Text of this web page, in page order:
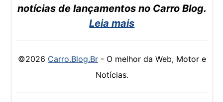
notícias de lançamentos no Carro Blog.
Leia mais
©2026 Carro.Blog.Br- O melhor da Web, Motor e
Notícias.